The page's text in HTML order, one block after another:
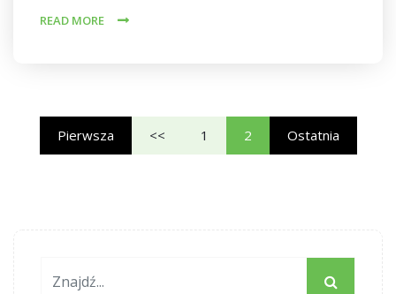
READ MORE
Pierwsza << 1 2 Ostatnia